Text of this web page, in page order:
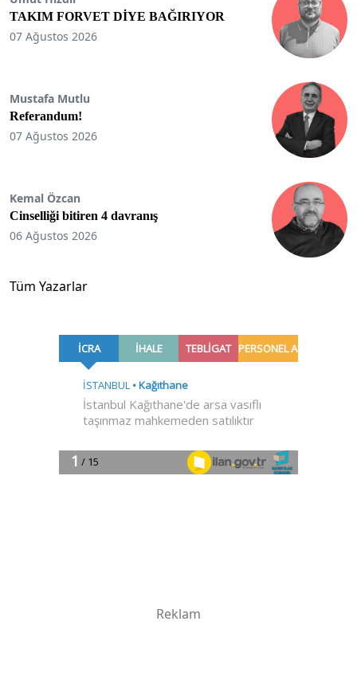
TAKIM FORVET DİYE BAĞIRIYOR
07 Ağustos 2026
Mustafa Mutlu
Referandum!
07 Ağustos 2026
Kemal Özcan
Cinselliği bitiren 4 davranış
06 Ağustos 2026
Tüm Yazarlar